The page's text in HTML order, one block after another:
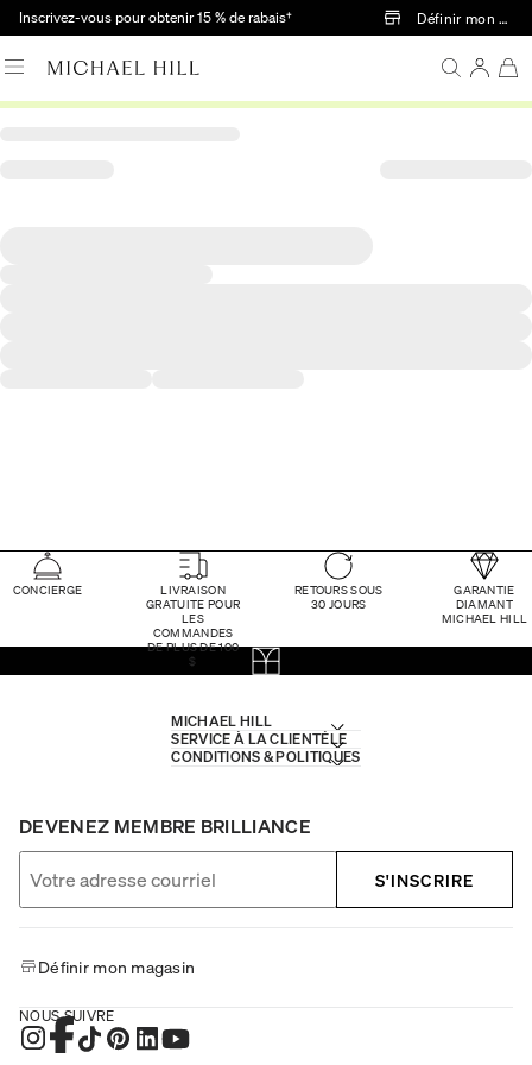
Passer au contenu principal
Inscrivez-vous pour obtenir 15 % de rabais† Définir mon
CONCIERGE
LIVRAISON
GRATUITE POUR
LES
COMMANDES
DE PLUS DE 100
$
RETOURS SOUS
30 JOURS
GARANTIE
DIAMANT
MICHAEL HILL
MICHAEL HILL
SERVICE À LA CLIENTÈLE
CONDITIONS & POLITIQUES
DEVENEZ MEMBRE BRILLIANCE
S'INSCRIRE
Définir mon magasin
NOUS SUIVRE